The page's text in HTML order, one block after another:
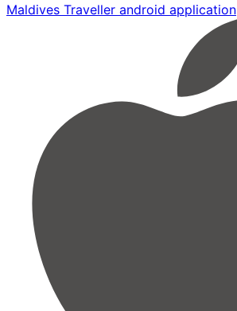
Maldives Traveller android application